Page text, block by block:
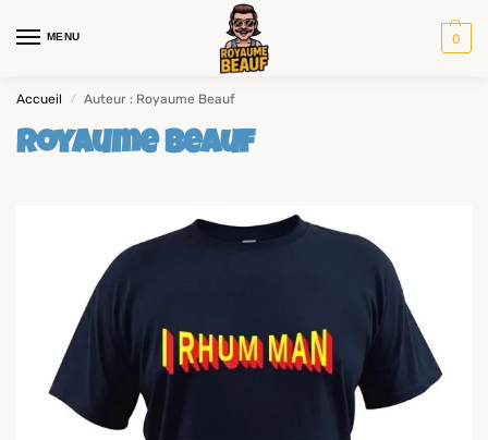
MENU 0
Accueil / Auteur : Royaume Beauf
Royaume Beauf